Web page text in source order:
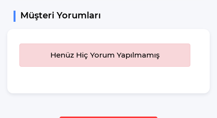
Bahçe
Yiyecek & İçecek
Özgürlüğü
Müşteri Yorumları
Henüz Hiç Yorum Yapılmamış